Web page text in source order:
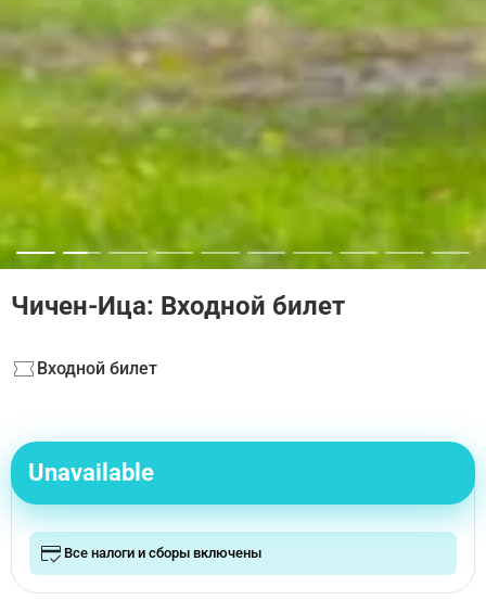
Чичен-Ица: Входной билет
Входной билет
Unavailable
Все налоги и сборы включены